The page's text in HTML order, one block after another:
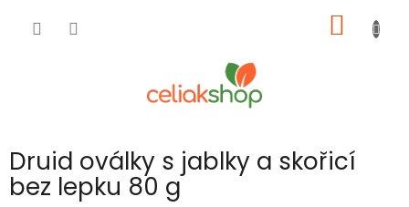
KOŠÍK
Druid oválky s jablky a skořicí
bez lepku 80 g